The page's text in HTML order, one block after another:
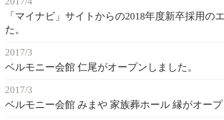
「マイナビ」サイトからの2018年度新卒採用の
た。
2017/3
ベルモニー会館 仁尾がオープンしました。
2017/3
ベルモニー会館 みまや 家族葬ホール 縁がオー